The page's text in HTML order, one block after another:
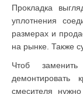
Прокладка
уплотнения
размерах и
на рынке. Также
Чтоб
смесителя